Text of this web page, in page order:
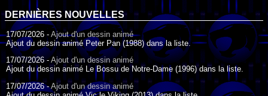
DERNIÈRES NOUVELLES
17/07/2026 - Ajout d'un dessin animé
Ajout du dessin animé Peter Pan (1988) dans la liste.
17/07/2026 -Ajout d'un dessin animé
Ajout du dessin animé Le Bossu de Notre-Dame (1996) dans la liste.
17/07/2026 -Ajout d'un dessin animé